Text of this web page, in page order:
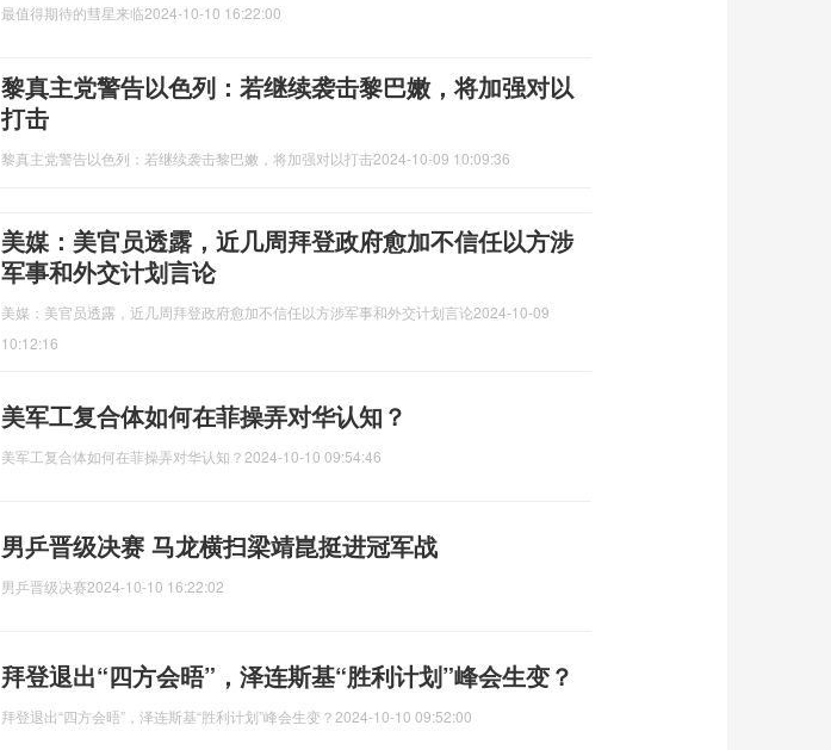
最值得期待的彗星来临2024-10-10 16:22:00
黎真主党警告以色列：若继续袭击黎巴嫩，将加强对以
打击
黎真主党警告以色列：若继续袭击黎巴嫩，将加强对以打击2024-10-09 10:09:36
美媒：美官员透露，近几周拜登政府愈加不信任以方涉
军事和外交计划言论
美媒：美官员透露，近几周拜登政府愈加不信任以方涉军事和外交计划言论2024-10-09
10:12:16
美军工复合体如何在菲操弄对华认知？
美军工复合体如何在菲操弄对华认知？ 2024-10-10 09:54:46
男乒晋级决赛 马龙横扫梁靖崑挺进冠军战
男乒晋级决赛2024-10-10 16:22:02
拜登退出“四方会晤”，泽连斯基“胜利计划”峰会生变？
拜登退出“四方会晤”，泽连斯基“胜利计划”峰会生变？ 2024-10-10 09:52:00